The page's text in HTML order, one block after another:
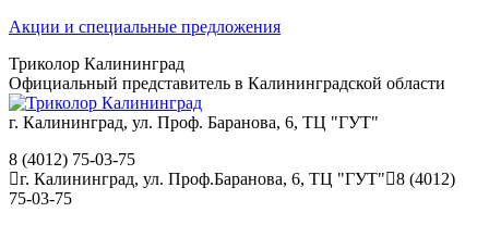
Перейти
содержанию
Акции и специальные предложения
Триколор Калининград
Официальный представитель в Калининградской области
г. Калининград, ул. Проф. Баранова, 6, ТЦ "ГУТ"
8 (4012) 75-03-75
г. Калининград, ул. Проф.Баранова, 6, ТЦ "ГУТ"
8 (4012)
75-03-75